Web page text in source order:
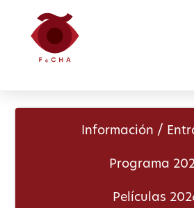
Información /
Programa
Películas